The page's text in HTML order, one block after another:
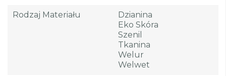
Rodzaj Materiału
Dzianina
Eko Skóra
Szenil
Tkanina
Welur
Welwet